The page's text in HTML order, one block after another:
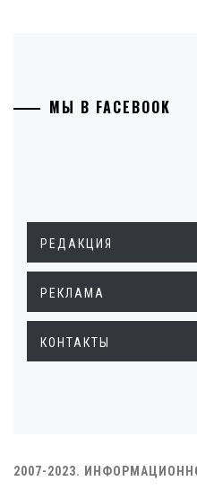
МЫ В FACEBOOK
РЕДАКЦИЯ
РЕКЛАМА
КОНТАКТЫ
2007-2023.